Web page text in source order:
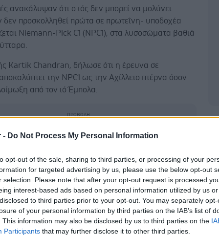
- Do Not Process My Personal Information
opt-out of the sale, sharing to third parties, or processing of your
for targeted advertising by us, please use the below opt-out
selection. Please note that after your opt-out request is processed
interest-based ads based on personal information utilized by us
to third parties prior to your opt-out. You may separately
of your personal information by third parties on the IAB’s list of
This information may also be disclosed by us to third parties on the
Participants that may further disclose it to other third parties.
ανακάλυψαν ότι ο ιός δεν μπορεί να μολύνει
δεν προσκολληθεί πρώτα σε πρωτεΐνη- υποδοχέα
Niemann-Pick C1 (NPC1), στα λυσοσώματα βαθιά
Kartik Chandran, δήλωσε ότι η έρευνα σε
την NPC1 ως την Αχίλλειο πτέρνα όσον
από τον ιό Έμπολα.
της πρωτεΐνης NPC1, ήταν εντελώς ανθεκτικοί
λοίμωξης.
Dr. Andrew S. Herbert, του USAMRIID, δήλωσε ότι
τέτοια αγωγή σε ανθρώπους θα μπορούσε επίσης να
οδό μεταφοράς χοληστερόλης πιστεύει ότι
μπορούσαν να αντέξουν την αγωγή η οποία θα